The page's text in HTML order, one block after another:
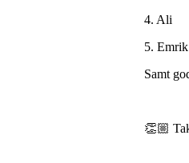
4. Ali
5. Emrik
Samt
👏🏼